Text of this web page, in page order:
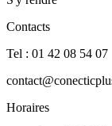
Contacts
Tel : 01 42 08 54 07
Horaires